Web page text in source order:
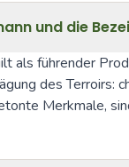
und die
als führender
des Terroirs:
Merkmale,